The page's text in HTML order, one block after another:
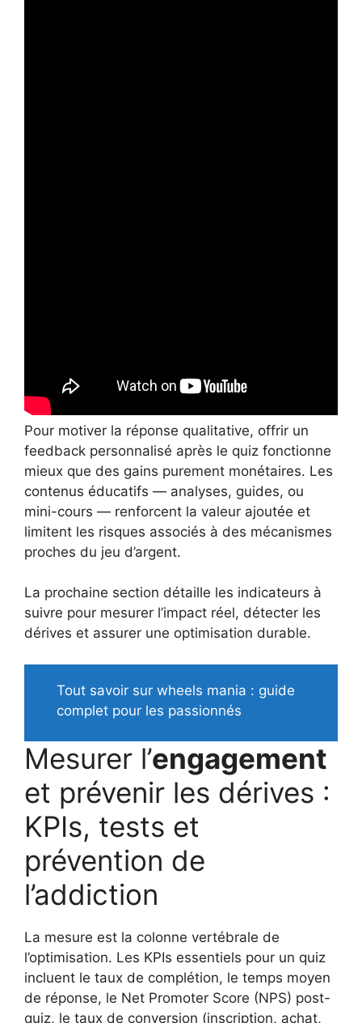
Pour motiver la réponse qualitative, offrir un
feedback personnalisé après le quiz fonctionne
mieux que des gains purement monétaires. Les
contenus éducatifs — analyses, guides, ou
mini-cours — renforcent la valeur ajoutée et
limitent les risques associés à des mécanismes
proches du jeu d’argent.
La prochaine section détaille les indicateurs à
suivre pour mesurer l’impact réel, détecter les
dérives et assurer une optimisation durable.
Tout savoir sur wheels mania : guide
complet pour les passionnés
Mesurer l’engagement
et prévenir les dérives :
KPIs, tests et
prévention de
l’addiction
La mesure est la colonne vertébrale de
l’optimisation. Les KPIs essentiels pour un quiz
incluent le taux de complétion, le temps moyen
de réponse, le Net Promoter Score (NPS) post-
quiz, le taux de conversion (inscription, achat,